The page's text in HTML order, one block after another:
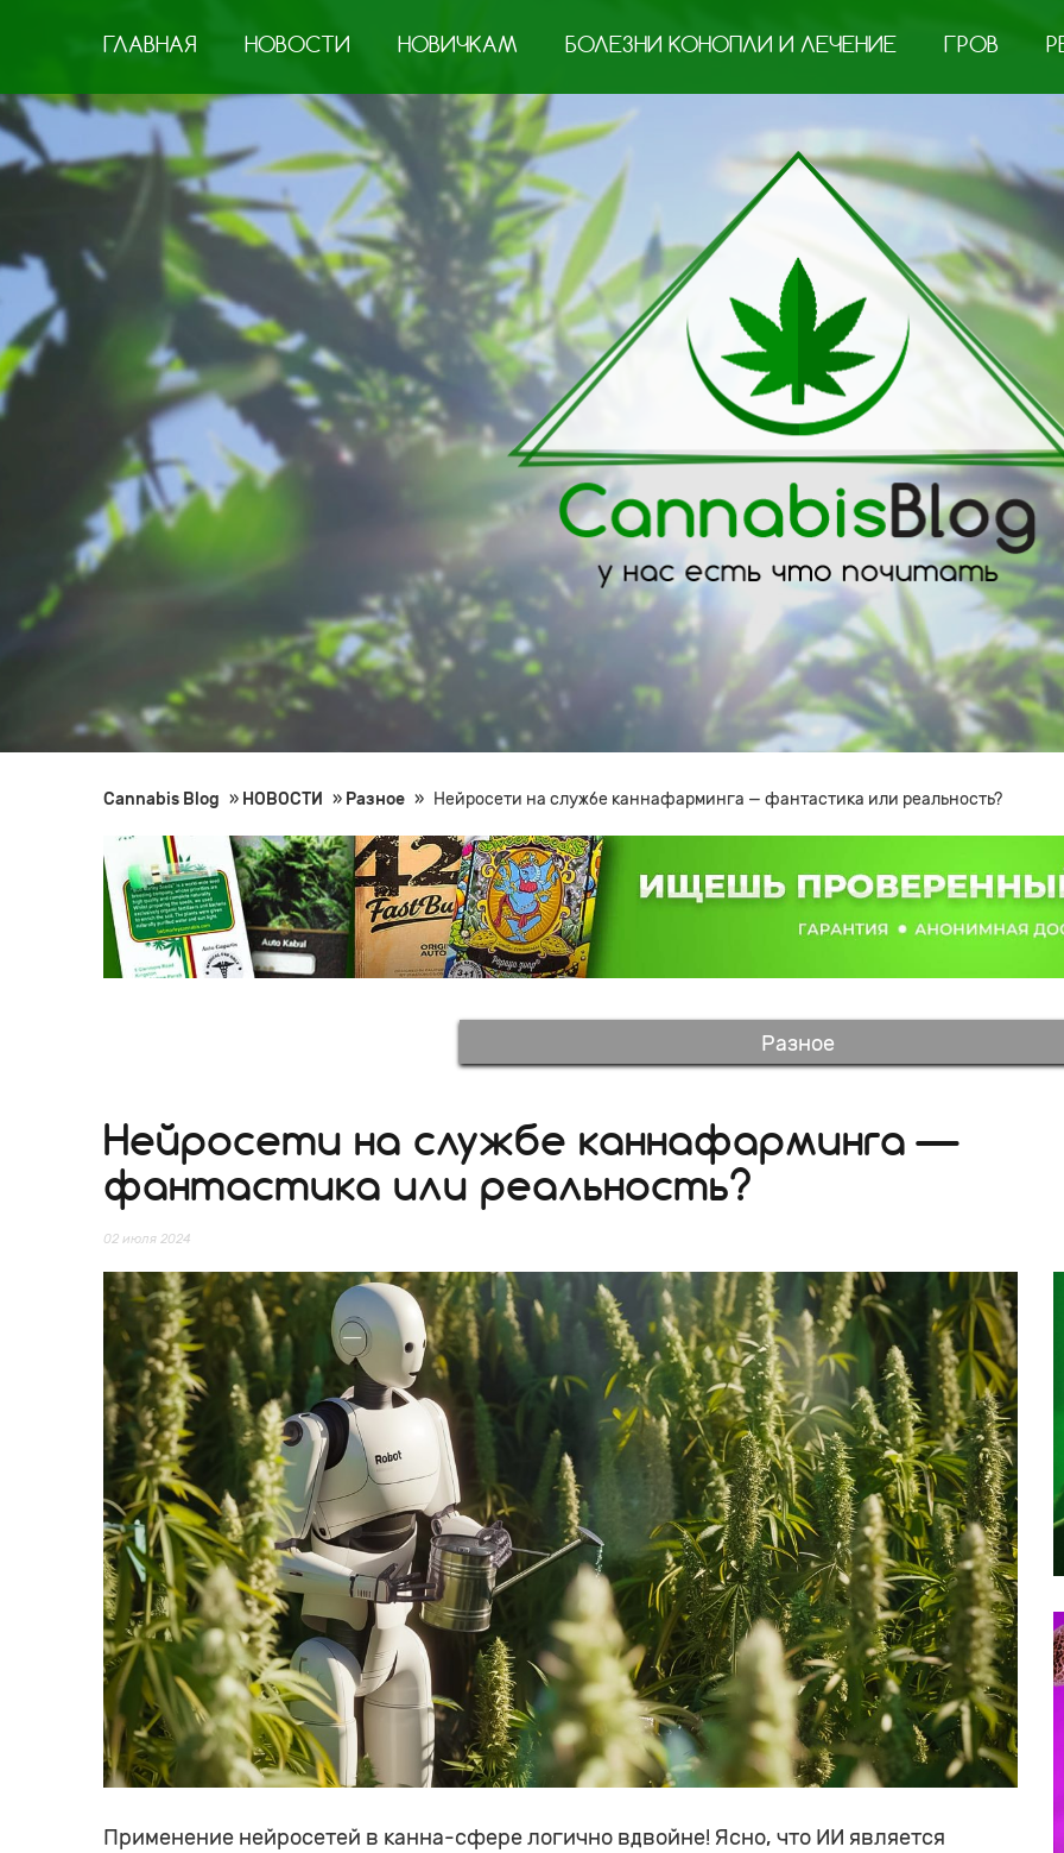
ГЛАВНАЯ НОВОСТИ НОВИЧКАМ БОЛЕЗНИ КОНОПЛИ И ЛЕЧЕНИЕ ГРОВ
Cannabis Blog » НОВОСТИ » Разное » Нейросети на службе каннафарминга — фантастика или реальность?
Разное
Нейросети на службе каннафарминга —
фантастика или реальность?
02 июля 2024
Применение нейросетей в канна-сфере логично вдвойне! Ясно, что ИИ является